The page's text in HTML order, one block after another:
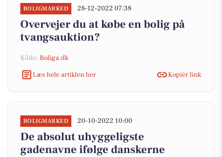
BOLIGMARKED 28-12-2022 07:38
Overvejer du at købe en bolig på
tvangsauktion?
Kilde: Boliga.dk
Læs hele artiklen her
Kopiér link
BOLIGMARKED 20-10-2022 10:00
De absolut uhyggeligste
gadenavne ifølge danskerne